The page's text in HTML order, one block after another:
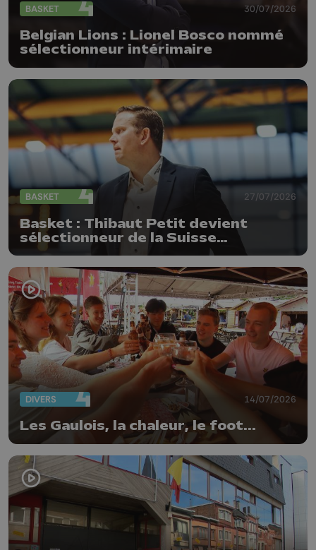
BASKET 30/07/2026
Belgian Lions : Lionel Bosco nommé
sélectionneur intérimaire
BASKET 27/07/2026
Basket : Thibaut Petit devient
sélectionneur de la Suisse
(messieurs)
DIVERS 14/07/2026
Les Gaulois, la chaleur, le foot...